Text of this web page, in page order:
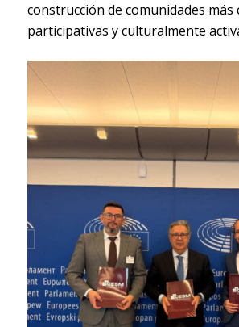
construcción de comunidades más
participativas y culturalmente